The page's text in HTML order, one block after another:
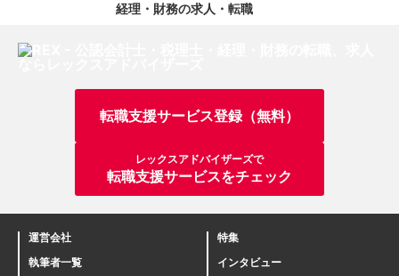
経理・財務の求人・転職
転職支援サービス登録（無料）
レックスアドバイザーズで
転職支援サービスをチェック
運営会社
執筆者一覧
特集
インタビュー